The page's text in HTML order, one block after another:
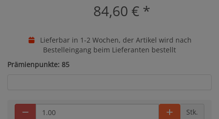
84,60 € *
Lieferbar in 1-2 Wochen, der Artikel wird nach
Bestelleingang beim Lieferanten bestellt
Prämienpunkte: 85
Stk.